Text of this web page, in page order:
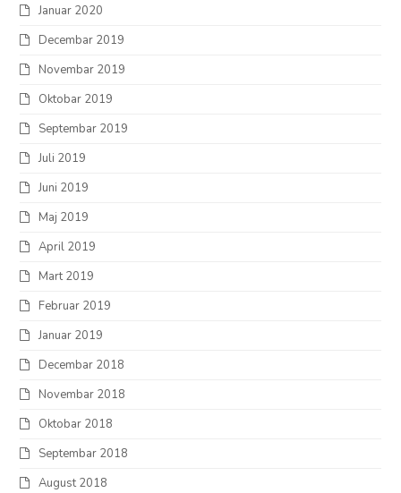
Januar 2020
Decembar 2019
Novembar 2019
Oktobar 2019
Septembar 2019
Juli 2019
Juni 2019
Maj 2019
April 2019
Mart 2019
Februar 2019
Januar 2019
Decembar 2018
Novembar 2018
Oktobar 2018
Septembar 2018
August 2018